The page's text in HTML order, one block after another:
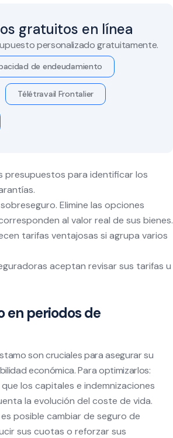
gratuitos en línea
personalizado gratuitamente.
de endeudamiento
Télétravail Frontalier
presupuestos para identificar los
Elimine las opciones
al valor real de sus bienes.
tarifas ventajosas si agrupa varios
aceptan revisar sus tarifas u
en periodos de
son cruciales para asegurar su
económica. Para optimizarlos:
los capitales e indemnizaciones
la evolución del coste de vida.
posible cambiar de seguro de
sus cuotas o reforzar sus